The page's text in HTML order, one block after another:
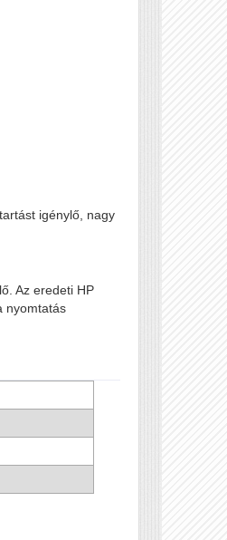
igénylő, nagy
Az eredeti HP
nyomtatás